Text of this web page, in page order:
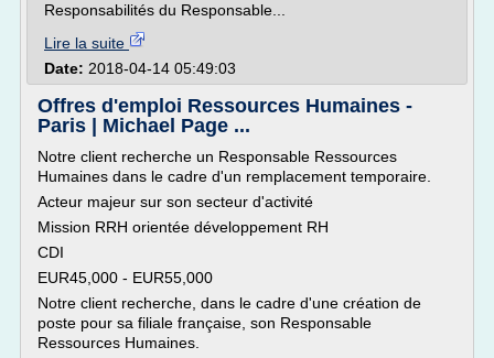
Responsabilités du Responsable...
Lire la suite
Date: 2018-04-14 05:49:03
Offres d'emploi Ressources Humaines -
Paris | Michael Page ...
Notre client recherche un Responsable Ressources
Humaines dans le cadre d'un remplacement temporaire.
Acteur majeur sur son secteur d'activité
Mission RRH orientée développement RH
CDI
EUR45,000 - EUR55,000
Notre client recherche, dans le cadre d'une création de
poste pour sa filiale française, son Responsable
Ressources Humaines.